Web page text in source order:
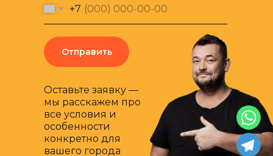
+7
Отправить
Оставьте заявку —
мы расскажем про
все условия и
особенности
конкретно для
вашего города